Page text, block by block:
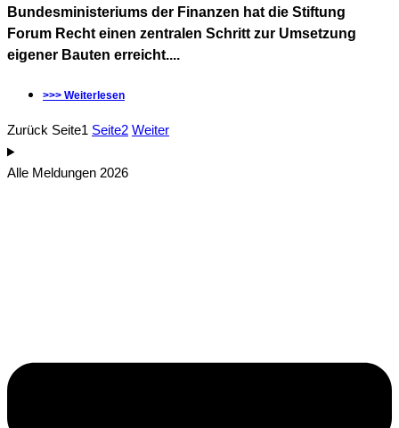
Bundesministeriums der Finanzen hat die Stiftung
Forum Recht einen zentralen Schritt zur Umsetzung
eigener Bauten erreicht....
>>> Weiterlesen
Zurück Seite1 Seite2 Weiter
Alle Meldungen 2026